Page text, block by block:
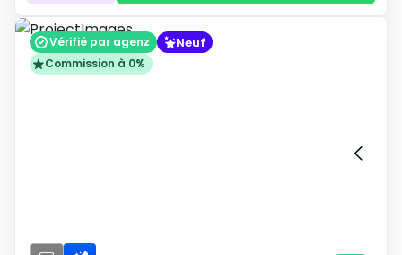
Vérifié par agenz Neuf
Commission à 0%